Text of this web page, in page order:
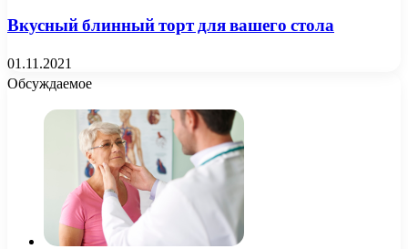
Вкусный блинный торт для вашего стола
01.11.2021
Обсуждаемое